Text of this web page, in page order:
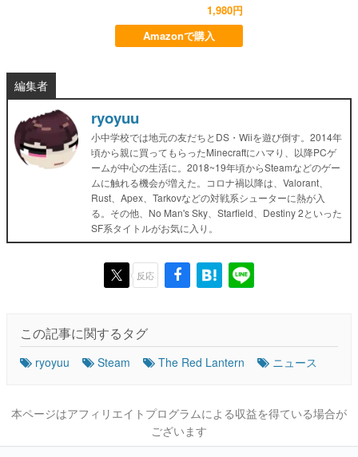
1,980円
Amazonで購入
編集者
ryoyuu
小中学校では地元の友だちとDS・Wiiを遊び倒す。2014年
頃から親に買ってもらったMinecraftにハマり、以降PCゲ
ームが中心の生活に。2018~19年頃からSteamなどのゲー
ムに触れる機会が増えた。コロナ禍以降は、Valorant、
Rust、Apex、Tarkovなどの対戦系シューターに熱が入
る。その他、No Man's Sky、Starfield、Destiny 2といった
SF系タイトルがお気に入り。
反応
この記事に関するタグ
ryoyuu Steam The Red Lantern ニュース
本ページはアフィリエイトプログラムによる収益を得ている場合が
ございます